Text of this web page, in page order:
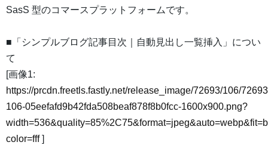
SasS 型のコマースプラットフォームです。
■「シンプルブログ記事目次｜自動見出し一覧挿入」につい
て
[画像1:
https://prcdn.freetls.fastly.net/release_image/72693/106/
106-05eefafd9b42fda508beaf878f8b0fcc-1600x900.png?
color=fff]